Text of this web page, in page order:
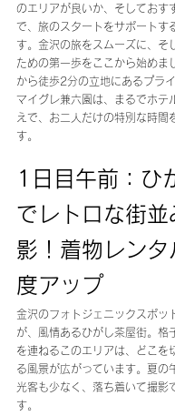
のエリアが良いか、そしておす
で、旅のスタートをサポートす
す。金沢の旅をスムーズに、そ
ための第一歩をここから始めま
から徒歩2分の立地にあるプラ
マイグレ兼六園は、まるでホテ
えで、お二人だけの特別な時間
す。
1日目午前：ひ
でレトロな街並
影！着物レンタ
度アップ
金沢のフォトジェニックスポッ
が、風情あるひがし茶屋街。格
を連ねるこのエリアは、どこを
る風景が広がっています。夏の
光客も少なく、落ち着いて撮影
す。